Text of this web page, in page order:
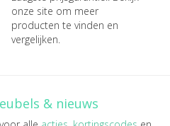
onze site om meer
producten te vinden en
vergelijken.
& nieuws